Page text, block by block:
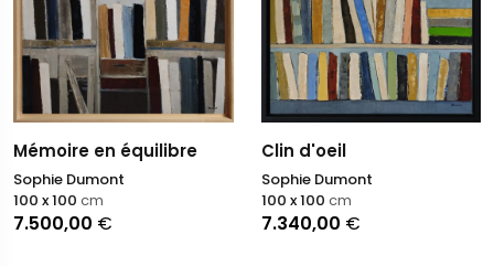
Mémoire en équilibre
Sophie Dumont
7.500,00 €
100 x 100 cm
Clin d'oeil
Sophie Dumont
7.340,00 €
100 x 100 cm